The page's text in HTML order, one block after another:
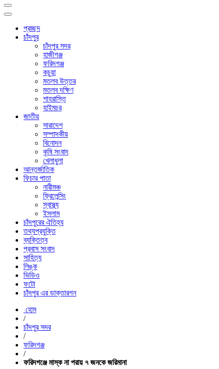
প্রচ্ছদ
চাঁদপুর
চাঁদপুর সদর
হাজীগঞ্জ
ফরিদগঞ্জ
কচুয়া
মতলব উত্তর
মতলব দক্ষিণ
শাহরাস্তি
হাইমচর
জাতীয়
সারাদেশ
সম্পাদকীয়
বিনোদন
কৃষি সংবাদ
খেলাধুলা
আন্তর্জাতিক
ফিচার পাতা
নারীমঞ্চ
ফ্রিলেন্সিং
স্বাস্থ্য
ইসলাম
চাঁদপুরের ঐতিহ্য
তথ্যপ্রযুক্তি
ব্যক্তিত্ব
প্রবাস সংবাদ
সাহিত্য
লিঙ্ক
ভিডিও
ফটো
চাঁদপুর এর ডাক্তারগন
হোম
/
চাঁদপুর সদর
/
ফরিদগঞ্জ
/
ফরিদগঞ্জে মাস্ক না পরায় ৭ জনকে জরিমানা